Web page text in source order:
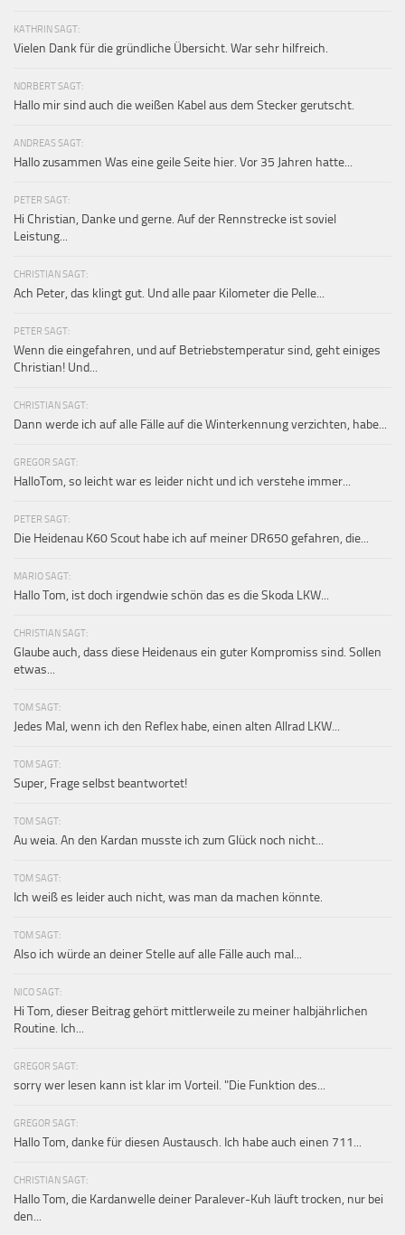
KATHRIN SAGT:
Vielen Dank für die gründliche Übersicht. War sehr hilfreich.
NORBERT SAGT:
Hallo mir sind auch die weißen Kabel aus dem Stecker gerutscht.
ANDREAS SAGT:
Hallo zusammen Was eine geile Seite hier. Vor 35 Jahren hatte...
PETER SAGT:
Hi Christian, Danke und gerne. Auf der Rennstrecke ist soviel
Leistung...
CHRISTIAN SAGT:
Ach Peter, das klingt gut. Und alle paar Kilometer die Pelle...
PETER SAGT:
Wenn die eingefahren, und auf Betriebstemperatur sind, geht einiges
Christian! Und...
CHRISTIAN SAGT:
Dann werde ich auf alle Fälle auf die Winterkennung verzichten, habe...
GREGOR SAGT:
HalloTom, so leicht war es leider nicht und ich verstehe immer...
PETER SAGT:
Die Heidenau K60 Scout habe ich auf meiner DR650 gefahren, die...
MARIO SAGT:
Hallo Tom, ist doch irgendwie schön das es die Skoda LKW...
CHRISTIAN SAGT:
Glaube auch, dass diese Heidenaus ein guter Kompromiss sind. Sollen
etwas...
TOM SAGT:
Jedes Mal, wenn ich den Reflex habe, einen alten Allrad LKW...
TOM SAGT:
Super, Frage selbst beantwortet!
TOM SAGT:
Au weia. An den Kardan musste ich zum Glück noch nicht...
TOM SAGT:
Ich weiß es leider auch nicht, was man da machen könnte.
TOM SAGT:
Also ich würde an deiner Stelle auf alle Fälle auch mal...
NICO SAGT:
Hi Tom, dieser Beitrag gehört mittlerweile zu meiner halbjährlichen
Routine. Ich...
GREGOR SAGT:
sorry wer lesen kann ist klar im Vorteil. "Die Funktion des...
GREGOR SAGT:
Hallo Tom, danke für diesen Austausch. Ich habe auch einen 711...
CHRISTIAN SAGT:
Hallo Tom, die Kardanwelle deiner Paralever-Kuh läuft trocken, nur bei
den...